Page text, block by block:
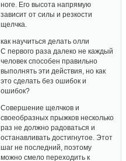
ноге. Его высота напрямую
зависит от силы и резкости
щелчка.
как научиться делать олли
С первого раза далеко не каждый
человек способен правильно
выполнять эти действия, но как
это сделать без ошибок и
ошибок?
Совершение щелчков и
своеобразных прыжков несколько
раз не должно радоваться и
останавливать достигнутое. Этот
шаг не последний, поэтому
можно смело переходить к